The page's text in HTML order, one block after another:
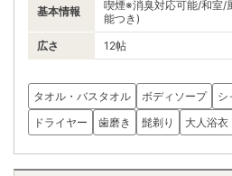
基本情報
喫煙※消臭対応可能/和室/
能つき)
広さ
12帖
タオル・バスタオル ボディソープ
シ
ドライヤー
歯磨き 髭剃り 大人浴衣